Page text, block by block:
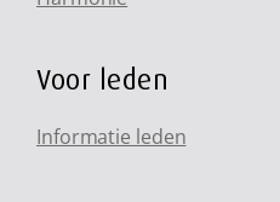
Voor leden
Informatie leden